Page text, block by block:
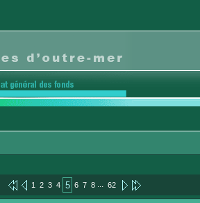
1 2 3 4 5 6 7 8 ... 62